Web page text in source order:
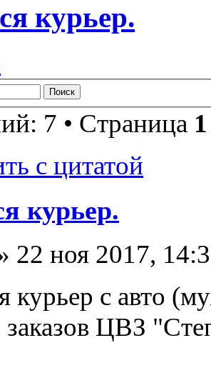
курьер.
7 • Страница 1
с цитатой
курьер.
22 ноя 2017,
курьер с авто
заказов ЦВЗ